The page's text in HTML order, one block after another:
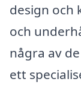
design och
och
några av
ett